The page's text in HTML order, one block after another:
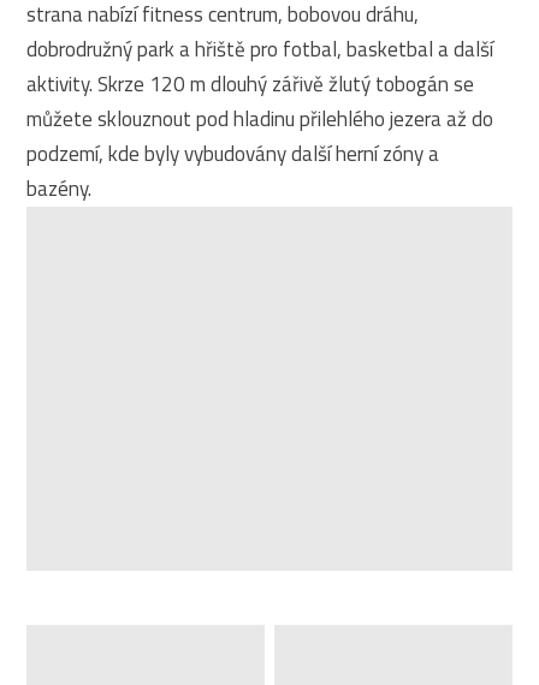
strana nabízí fitness centrum, bobovou dráhu,
dobrodružný park a hřiště pro fotbal, basketbal a další
aktivity. Skrze 120 m dlouhý zářivě žlutý tobogán se
můžete sklouznout pod hladinu přilehlého jezera až do
podzemí, kde byly vybudovány další herní zóny a
bazény.